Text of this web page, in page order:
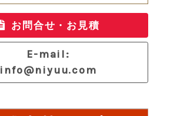
お問合せ・お見積
E-mail:
info@niyuu.com